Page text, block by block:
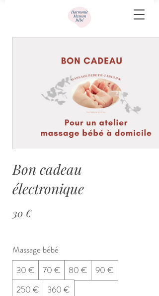
Bon cadeau
électronique
30 €
Massage bébé
30 €
70 € 80 €
90 €
250 €
360 €